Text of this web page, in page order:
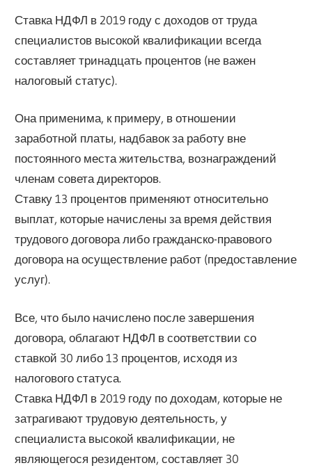
Ставка НДФЛ в 2019 году с доходов от труда
специалистов высокой квалификации всегда
составляет тринадцать процентов (не важен
налоговый статус).
Она применима, к примеру, в отношении
заработной платы, надбавок за работу вне
постоянного места жительства, вознаграждений
членам совета директоров.
Ставку 13 процентов применяют относительно
выплат, которые начислены за время действия
трудового договора либо гражданско-правового
договора на осуществление работ (предоставление
услуг).
Все, что было начислено после завершения
договора, облагают НДФЛ в соответствии со
ставкой 30 либо 13 процентов, исходя из
налогового статуса.
Ставка НДФЛ в 2019 году по доходам, которые не
затрагивают трудовую деятельность, у
специалиста высокой квалификации, не
являющегося резидентом, составляет 30